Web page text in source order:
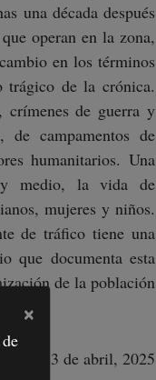
una década después
operan en la zona,
en los términos
trágico de la crónica.
crímenes de guerra y
de campamentos de
humanitarios. Una
y medio, la vida de
mujeres y niños.
de tráfico tiene una
que documenta esta
de la población
23 de abril, 2025
×